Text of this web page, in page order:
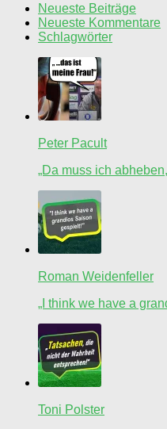
Neueste Beiträge
Neueste Kommentare
Schlagwörter
Peter Pacult
„Da muss ich
Roman Weidenfeller
„I think we have a
Toni Polster